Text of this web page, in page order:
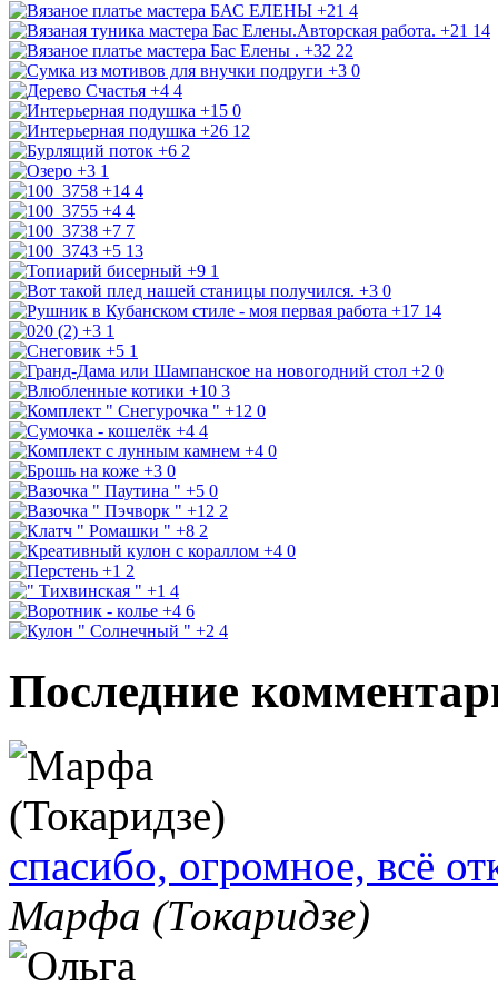
+21 4
+21 14
+32 22
+3 0
+4 4
+15 0
+26 12
+6 2
+3 1
+14 4
+4 4
+7 7
+5 13
+9 1
+3 0
+17 14
+3 1
+5 1
+2 0
+10 3
+12 0
+4 4
+4 0
+3 0
+5 0
+12 2
+8 2
+4 0
+1 2
+1 4
+4 6
+2 4
Последние
спасибо, огромное, всё
Марфа (Токаридзе)